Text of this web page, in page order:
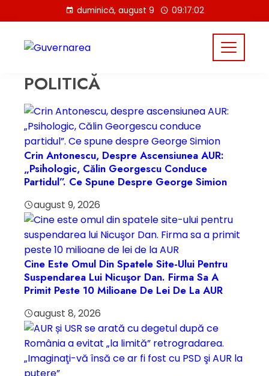
to
content
duminică, august 9 09:17:03
POLITICĂ
Crin Antonescu, Despre Ascensiunea AUR:
„Psihologic, Călin Georgescu Conduce
Partidul”. Ce Spune Despre George Simion
august 9, 2026
Cine Este Omul Din Spatele Site-Ului Pentru
Suspendarea Lui Nicuşor Dan. Firma Sa A
Primit Peste 10 Milioane De Lei De La AUR
august 8, 2026